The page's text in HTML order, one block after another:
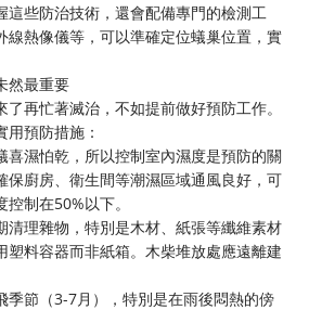
這些防治技術，還會配備專門的檢測工
線熱像儀等，可以準確定位蟻巢位置，實
然最重要
再忙著滅治，不如提前做好預防工作。
用預防措施：
喜濕怕乾，所以控制室內濕度是預防的關
保廚房、衛生間等潮濕區域通風良好，可
制在50%以下。
清理雜物，特別是木材、紙張等纖維素材
塑料容器而非紙箱。木柴堆放處應遠離建
季節（3-7月），特別是在雨後悶熱的傍